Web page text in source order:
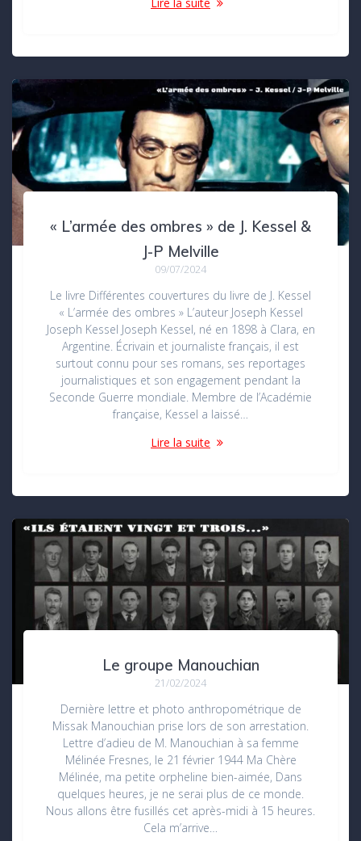
Lire la suite
« L’armée des ombres » de J. Kessel &
J-P Melville
09/07/2024
Le livre Différentes couvertures du livre de J. Kessel
« L’armée des ombres » L’auteur Joseph Kessel
Joseph Kessel Joseph Kessel, né en 1898 à Clara, en
Argentine. Écrivain et journaliste français, il est
surtout connu pour ses romans, ses reportages
journalistiques et son engagement pendant la
Seconde Guerre mondiale. Membre de l’Académie
française, Kessel a laissé…
Lire la suite
Le groupe Manouchian
21/02/2024
Dernière lettre et photo anthropométrique de
Missak Manouchian prise lors de son arrestation.
Lettre d’adieu de M. Manouchian à sa femme
Mélinée Fresnes, le 21 février 1944 Ma Chère
Mélinée, ma petite orpheline bien-aimée, Dans
quelques heures, je ne serai plus de ce monde.
Nous allons être fusillés cet après-midi à 15 heures.
Cela m’arrive…